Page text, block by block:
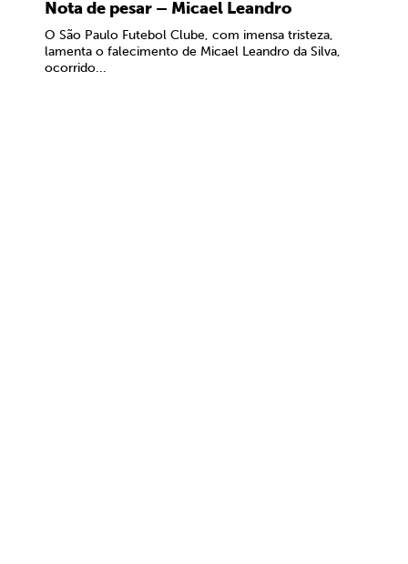
Nota de pesar – Micael Leandro
O São Paulo Futebol Clube, com imensa tristeza,
lamenta o falecimento de Micael Leandro da Silva,
ocorrido...